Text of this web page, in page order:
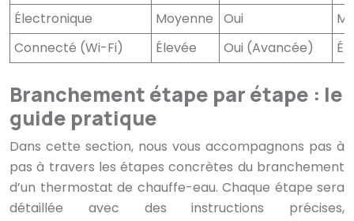
Électronique
Moyenne Oui
Connecté (Wi-Fi)
Élevée Oui (Avancée)
Branchement étape par étape : le
guide pratique
Dans cette section, nous vous accompagnons pas à
pas à travers les étapes concrètes du branchement
d’un thermostat de chauffe-eau. Chaque étape sera
détaillée avec des instructions précises,